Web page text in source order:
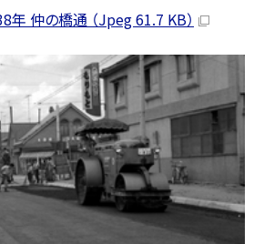
年 仲の橋通 （Jpeg 61.7 KB）